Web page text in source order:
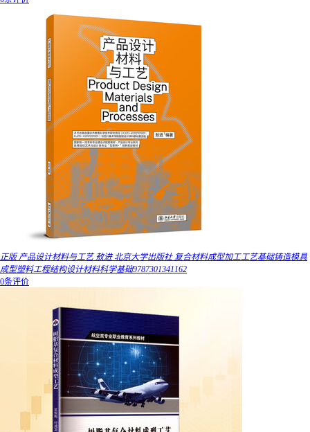
正版 产品设计材料与工艺 敖进 北京大学出版社 复合材料成型加工工艺基础铸造模具
成型塑料工程结构设计材料科学基础9787301341162
0条评价